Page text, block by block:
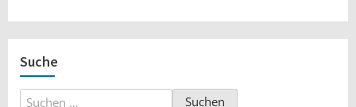
Suche
Suchen